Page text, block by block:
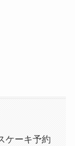
ケーキ予約